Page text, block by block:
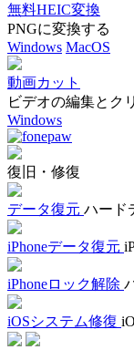
無料HEIC変換
PNGに変換する
Windows MacOS
動画カット
ビデオの編集とク
Windows
復旧・修復
データ復元 ハード
iPhoneデータ復元
iPhoneロック解除
iOSシステム修復